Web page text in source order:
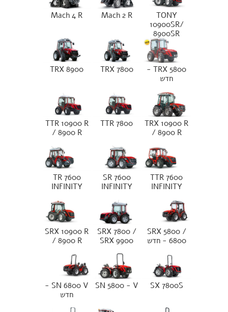
TONY
10900SR/
8900SR
Mach 2 R
Mach 4 R
TRX 5800 -
חדש
TRX 7800
TRX 8900
TRX 10900 R
/ 8900 R
TTR 7800
TTR 10900 R
/ 8900 R
TTR 7600
INFINITY
SR 7600
INFINITY
TR 7600
INFINITY
SRX 5800 /
6800 - חדש
SRX 7800 /
SRX 9900
SRX 10900 R
/ 8900 R
SX 7800S
SN 5800 - V
SN 6800 V -
חדש